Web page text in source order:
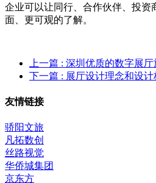
企业可以让同行、合作伙伴、投资
面、更可观的了解。
上一篇 : 深圳优质的数字展厅
下一篇 : 展厅设计理念和设计
友情链接
骄阳文旅
凡拓数创
丝路视觉
华侨城集团
京东方